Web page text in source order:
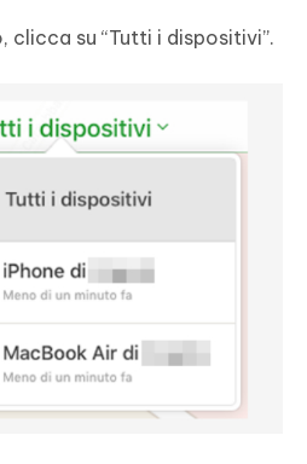
clicca su “Tutti i dispositivi”.